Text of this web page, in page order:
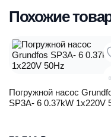
Похожие
Погружной насос
SP3A- 6 0.37kW 1x220V